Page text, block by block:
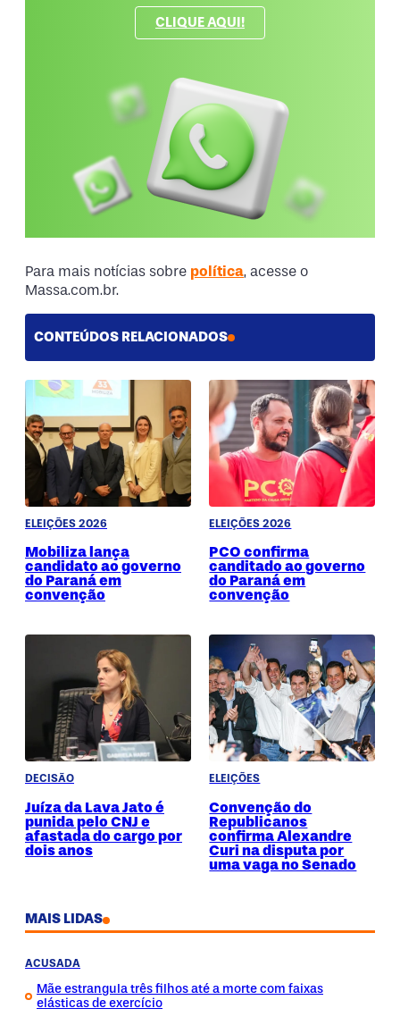
CLIQUE AQUI!
Para mais notícias sobre política, acesse o
Massa.com.br.
CONTEÚDOS RELACIONADOS
ELEIÇÕES 2026
Mobiliza lança
candidato ao governo
do Paraná em
convenção
ELEIÇÕES 2026
PCO confirma
canditado ao governo
do Paraná em
convenção
DECISÃO
Juíza da Lava Jato é
punida pelo CNJ e
afastada do cargo por
dois anos
ELEIÇÕES
Convenção do
Republicanos
confirma Alexandre
Curi na disputa por
uma vaga no Senado
MAIS LIDAS
ACUSADA
Mãe estrangula três filhos até a morte com faixas
elásticas de exercício